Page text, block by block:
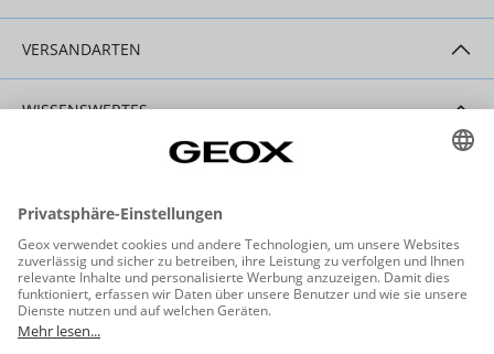
VERSANDARTEN
WISSENSWERTES